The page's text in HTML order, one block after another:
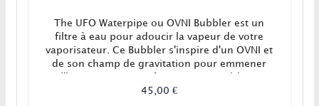
The UFO Waterpipe ou OVNI Bubbler est un
filtre à eau pour adoucir la vapeur de votre
vaporisateur. Ce Bubbler s'inspire d'un OVNI et
de son champ de gravitation pour emmener
45,00 €